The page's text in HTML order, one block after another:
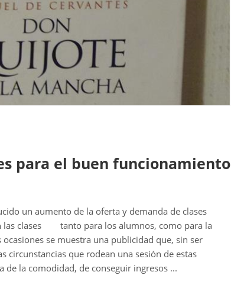
para el buen funcionamiento
un aumento de la oferta y demanda de clases
las clases tanto para los alumnos, como para la
se muestra una publicidad que, sin ser
circunstancias que rodean una sesión de estas
de la comodidad, de conseguir ingresos ...